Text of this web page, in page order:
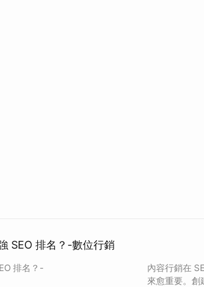
SEO 排名？-數位行銷
排名？-
內容行銷在
來愈重要。創